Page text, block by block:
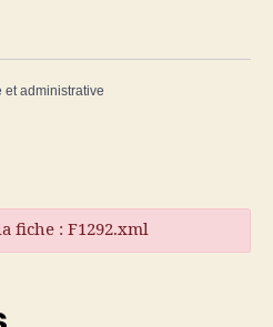
et administrative
fiche : F1292.xml